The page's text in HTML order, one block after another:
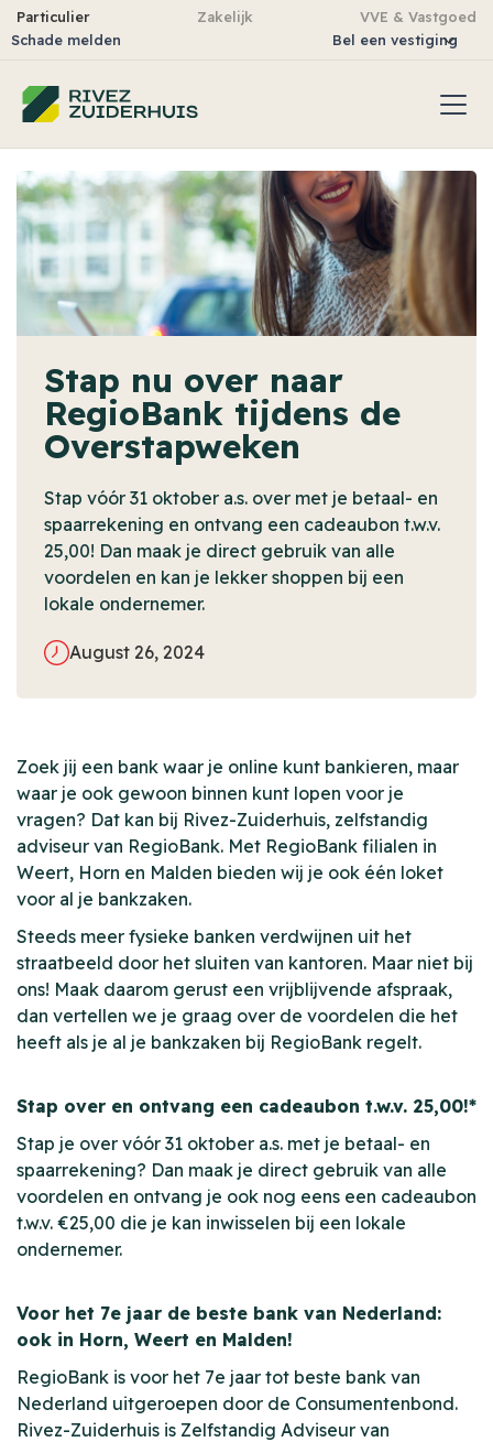
Particulier Zakelijk
VVE & Vastgoed
Schade melden
Bel een vestiging
Stap nu over naar
RegioBank tijdens de
Overstapweken
‍Stap vóór 31 oktober a.s. over met je betaal- en
spaarrekening en ontvang een cadeaubon t.w.v.
25,00! Dan maak je direct gebruik van alle
voordelen en kan je lekker shoppen bij een
lokale ondernemer.
August 26, 2024
Zoek jij een bank waar je online kunt bankieren, maar
waar je ook gewoon binnen kunt lopen voor je
vragen? Dat kan bij Rivez-Zuiderhuis, zelfstandig
adviseur van RegioBank. Met RegioBank filialen in
Weert, Horn en Malden bieden wij je ook één loket
voor al je bankzaken.
Steeds meer fysieke banken verdwijnen uit het
straatbeeld door het sluiten van kantoren. Maar niet bij
ons! Maak daarom gerust een vrijblijvende afspraak,
dan vertellen we je graag over de voordelen die het
heeft als je al je bankzaken bij RegioBank regelt.
Stap over en ontvang een cadeaubon t.w.v. 25,00!*
Stap je over vóór 31 oktober a.s. met je betaal- en
spaarrekening? Dan maak je direct gebruik van alle
voordelen en ontvang je ook nog eens een cadeaubon
t.w.v. €25,00 die je kan inwisselen bij een lokale
ondernemer.
Voor het 7e jaar de beste bank van Nederland:
ook in Horn, Weert en Malden!
RegioBank is voor het 7e jaar tot beste bank van
Nederland uitgeroepen door de Consumentenbond.
Rivez-Zuiderhuis is Zelfstandig Adviseur van